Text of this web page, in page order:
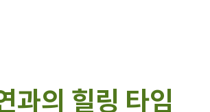
과의 힐링 타임